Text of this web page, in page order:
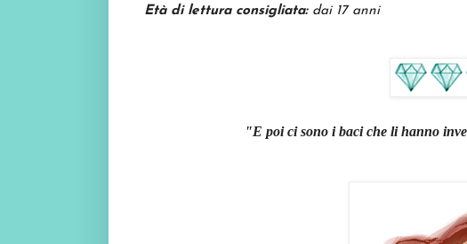
Età di lettura consigliata: dai 17 anni
"E poi ci sono i baci che li hanno